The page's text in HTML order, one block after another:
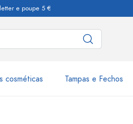
e poupe 5 €
cosméticas Tampas e Fechos